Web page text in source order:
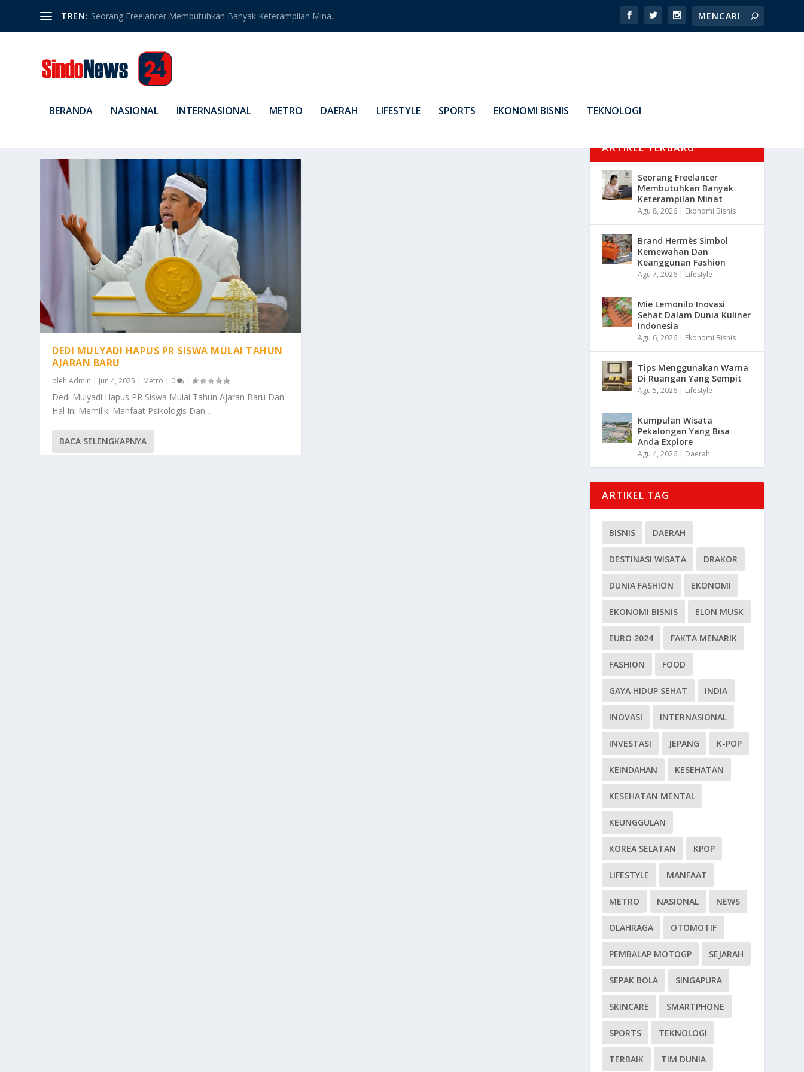
TREN: Seorang Freelancer Membutuhkan Banyak Keterampilan Mina...
BERANDA NASIONAL INTERNASIONAL METRO DAERAH LIFESTYLE SPORTS EKONOMI BISNIS TEKNOLOGI
DEDI MULYADI HAPUS PR SISWA MULAI TAHUN
AJARAN BARU
olehAdmin | Jun 4, 2025 | Metro | 0 |
Dedi Mulyadi Hapus PR Siswa Mulai Tahun Ajaran Baru Dan
Hal Ini Memiliki Manfaat Psikologis Dan...
BACA SELENGKAPNYA
ARTIKEL TERBARU
Seorang Freelancer
Membutuhkan Banyak
Keterampilan Minat
Agu 8, 2026 | Ekonomi Bisnis
Brand Hermès Simbol
Kemewahan Dan
Keanggunan Fashion
Agu 7, 2026 | Lifestyle
Mie Lemonilo Inovasi
Sehat Dalam Dunia Kuliner
Indonesia
Agu 6, 2026 | Ekonomi Bisnis
Tips Menggunakan Warna
Di Ruangan Yang Sempit
Agu 5, 2026 | Lifestyle
Kumpulan Wisata
Pekalongan Yang Bisa
Anda Explore
Agu 4, 2026 | Daerah
ARTIKEL TAG
BISNIS DAERAH
DESTINASI WISATA DRAKOR
DUNIA FASHION EKONOMI
EKONOMI BISNIS ELON MUSK
EURO 2024 FAKTA MENARIK
FASHION FOOD
GAYA HIDUP SEHAT INDIA
INOVASI INTERNASIONAL
INVESTASI JEPANG K-POP
KEINDAHAN KESEHATAN
KESEHATAN MENTAL
KEUNGGULAN
KOREA SELATAN KPOP
LIFESTYLE MANFAAT
METRO NASIONAL NEWS
OLAHRAGA OTOMOTIF
PEMBALAP MOTOGP SEJARAH
SEPAK BOLA SINGAPURA
SKINCARE SMARTPHONE
SPORTS TEKNOLOGI
TERBAIK TIM DUNIA